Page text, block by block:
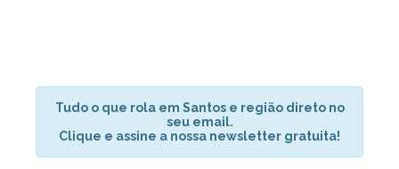
Tudo o que rola em Santos e região direto no
seu email.
Clique e assine a nossa newsletter gratuita!